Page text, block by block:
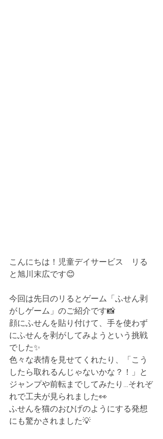
こんにちは！児童デイサービス　リる
と旭川末広です😊
今回は先日のリるとゲーム「ふせん剥
がしゲーム」のご紹介です📸
顔にふせんを貼り付けて、手を使わず
にふせんを剥がしてみようという挑戦
でした✨
色々な表情を見せてくれたり、「こう
したら取れるんじゃないかな？！」と
ジャンプや前転までしてみたり…それぞ
れで工夫が見られました👀
ふせんを猫のおひげのようにする発想
にも驚かされました💡